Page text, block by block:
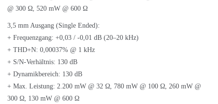
@ 300 Ω, 520 mW @ 600 Ω
3,5 mm Ausgang (Single Ended):
+ Frequenzgang: +0,03 / -0,01 dB (20–20 kHz)
+ THD+N: 0,00037% @ 1 kHz
+ S/N-Verhältnis: 130 dB
+ Dynamikbereich: 130 dB
+ Max. Leistung: 2.200 mW @ 32 Ω, 780 mW @ 100 Ω, 260 mW @
300 Ω, 130 mW @ 600 Ω